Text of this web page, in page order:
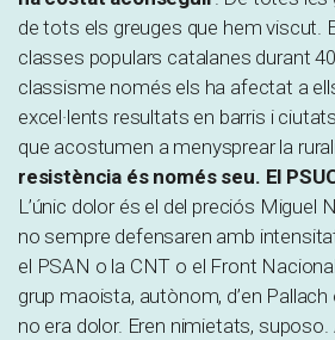
de tots els greuges que hem viscut.
classes populars catalanes durant
classisme només els ha afectat a
excel·lents resultats en barris i
que acostumen a menysprear la
resistència és només seu. El
L’únic dolor és el del preciós Miguel
no sempre defensaren amb
el PSAN o la CNT o el Front
grup maoista, autònom, d’en Pallach
no era dolor. Eren nimietats, suposo